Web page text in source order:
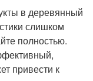
в деревянный
слишком
полностью.
привести к